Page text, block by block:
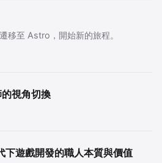
移至 Astro，開始新的旅程。
視角切換
下遊戲開發的職人本質與價值